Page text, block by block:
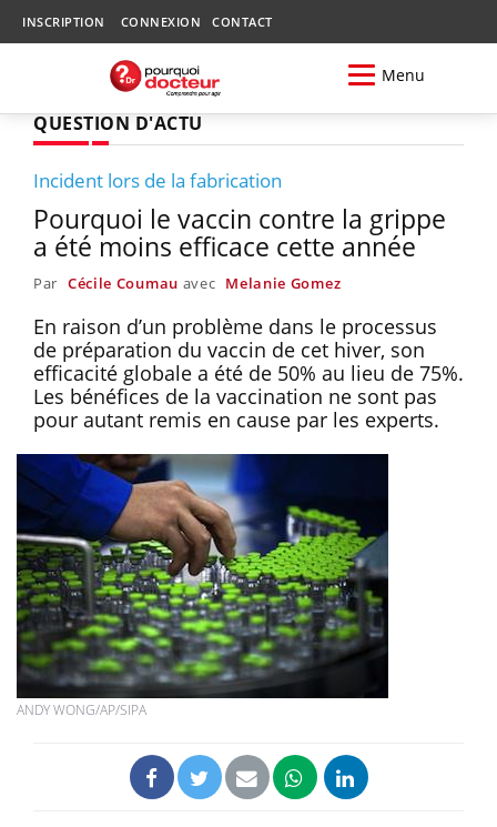
INSCRIPTION CONNEXION CONTACT
Menu
QUESTION D'ACTU
Incident lors de la fabrication
Pourquoi le vaccin contre la grippe
a été moins efficace cette année
Par Cécile Coumau avec Melanie Gomez
En raison d’un problème dans le processus
de préparation du vaccin de cet hiver, son
efficacité globale a été de 50% au lieu de 75%.
Les bénéfices de la vaccination ne sont pas
pour autant remis en cause par les experts.
ANDY WONG/AP/SIPA